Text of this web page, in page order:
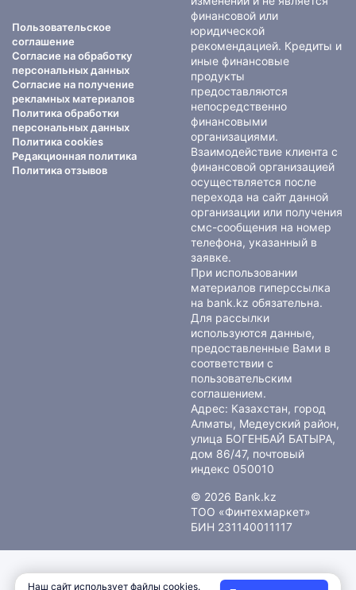
Пользовательское
соглашение
Согласие на обработку
персональных данных
Согласие на получение
рекламных материалов
Политика обработки
персональных данных
Политика cookies
Редакционная политика
Политика отзывов
финансовой или
юридической
рекомендацией. Кредиты и
иные финансовые
продукты
предоставляются
непосредственно
финансовыми
организациями.
Взаимодействие клиента с
финансовой организацией
осуществляется после
перехода на сайт данной
организации или получения
смс-сообщения на номер
телефона, указанный в
заявке.
При использовании
материалов гиперссылка
на bank.kz обязательна.
Для рассылки
используются данные,
предоставленные Вами в
соответствии с
пользовательским
соглашением.
Адрес: Казахстан, город
Алматы, Медеуский район,
улица БОГЕНБАЙ БАТЫРА,
дом 86/47, почтовый
индекс 050010
© 2026 Bank.kz
ТОО «Финтехмаркет»
БИН 231140011117
Наш сайт использует файлы cookies.